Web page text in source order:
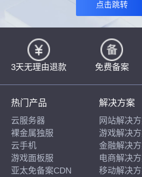
点击跳转
3天无理由退款 免费备案
热门产品
云服务器
裸金属独服
云手机
游戏面板服
亚太免备案CDN
解决方案
网站解决
游戏解决
金融解决
电商解决
移动解决